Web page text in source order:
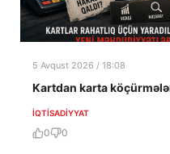
5 Avqust 2026 / 18:08
Kartdan karta
İQTISADIYYAT
0 0